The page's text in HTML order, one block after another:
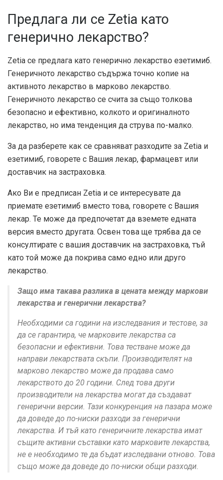
Предлага ли се Zetia като
генерично лекарство?
Zetia се предлага като генерично лекарство езетимиб.
Генеричното лекарство съдържа точно копие на
активното лекарство в марково лекарство.
Генеричното лекарство се счита за също толкова
безопасно и ефективно, колкото и оригиналното
лекарство, но има тенденция да струва по-малко.
За да разберете как се сравняват разходите за Zetia и
езетимиб, говорете с Вашия лекар, фармацевт или
доставчик на застраховка.
Ако Ви е предписан Zetia и се интересувате да
приемате езетимиб вместо това, говорете с Вашия
лекар. Те може да предпочетат да вземете едната
версия вместо другата. Освен това ще трябва да се
консултирате с вашия доставчик на застраховка, тъй
като той може да покрива само едно или друго
лекарство.
Защо има такава разлика в цената между маркови
лекарства и генерични лекарства?
Необходими са години на изследвания и тестове, за
да се гарантира, че марковите лекарства са
безопасни и ефективни. Това тестване може да
направи лекарствата скъпи. Производителят на
марково лекарство може да продава само
лекарството до 20 години. След това други
производители на лекарства могат да създават
генерични версии. Тази конкуренция на пазара може
да доведе до по-ниски разходи за генерични
лекарства. И тъй като генеричните лекарства имат
същите активни съставки като марковите лекарства,
не е необходимо те да бъдат изследвани отново. Това
също може да доведе до по-ниски общи разходи.